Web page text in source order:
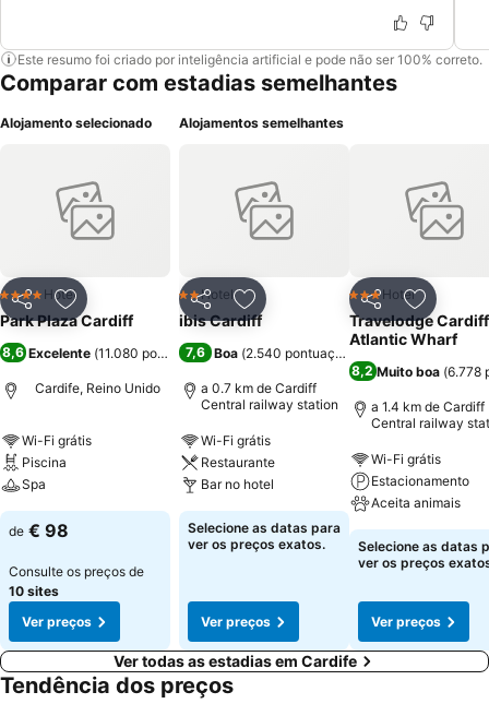
Este resumo foi criado por inteligência artificial e pode não ser 100% correto.
Comparar com estadias semelhantes
Alojamento selecionado
PartilharAdicionar aos favoritos
4 EstrelasHotel
Park Plaza Cardiff
8,6 Excelente (11.080 pontuações)
Cardife, Reino Unido
Wi-Fi grátis
Piscina
Spa
de € 98
Consulte os preços de
10 sites
Ver preços
Alojamentos semelhantes
PartilharAdicionar aos favoritos
2 Estrelas
Hotel
ibis Cardiff
7,6 Boa (2.540 pontuações
a 0.7 km de Cardiff
Central railway station
Wi-Fi grátis
Restaurante
Bar no hotel
Selecione as datas para
ver os preços exatos.
Ver preços
Partilhar
3 Estrelas
Hotel
Travelodge Cardiff
Atlantic Wharf
8,2 Muito boa (6.778
a 1.4 km de Cardiff
Central railway
Wi-Fi grátis
Estacionamento
Aceita animais
Selecione as datas
ver os preços
Ver preços
Ver todas as estadias em Cardife
Tendência dos preços